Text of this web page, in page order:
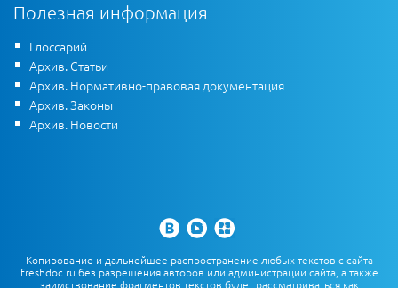
Полезная информация
Глоссарий
Архив. Статьи
Архив. Нормативно-правовая документация
Архив. Законы
Архив. Новости
Копирование и дальнейшее распространение любых текстов с сайта
freshdoc.ru без разрешения авторов или администрации сайта, а также
заимствование фрагментов текстов будет рассматриваться как